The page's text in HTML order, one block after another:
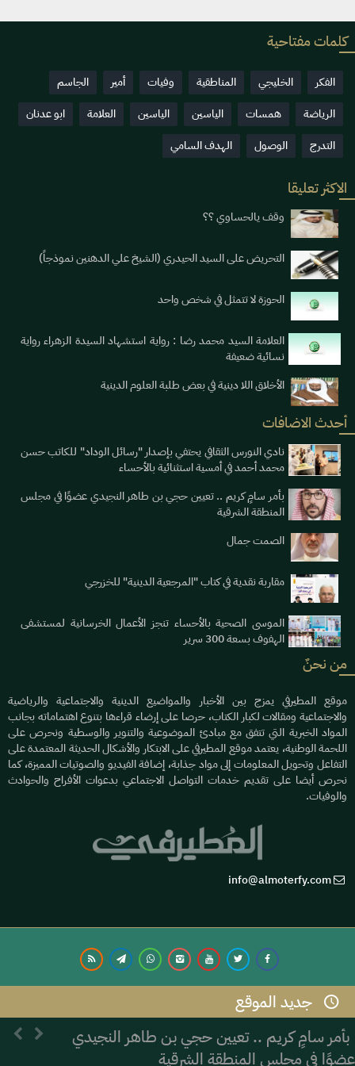
كلمات مفتاحية
الفكر الخليجي المناطقية وفيات أمير
الجاسم
الرياضة
همسات الياسين الياسين العلامة
ابو عدنان
التدرج
الوصول الهدف السامي
الاكثر تعليقا
وقف يالحساوي ؟؟
التحريض على السيد الحيدري (الشيخ علي الدهنين نموذجاً)
الحوزة لا تتمثل في شخص واحد
العلامة السيد محمد رضا : رواية استشهاد السيدة الزهراء رواية
نسائية ضعيفة
الأخلاق اللا دينية في بعض طلبة العلوم الدينية
أحدث الاضافات
نادي النورس الثقافي يحتفي بإصدار "رسائل الوداد" للكاتب حسن
محمد أحمد في أمسية استثنائية بالأحساء
بأمر سامٍ كريم .. تعيين حجي بن طاهر النجيدي عضوًا في مجلس
المنطقة الشرقية
الصمت جمال
مقاربة نقدية في كتاب "المرجعية الدينية" للخزرجي
الموسى الصحية بالأحساء تنجز الأعمال الخرسانية لمستشفى
الهفوف بسعة 300 سرير
من نحنٌ
موقع المطيرفي يمزج بين الأخبار والمواضيع الدينية والاجتماعية والرياضية
والاجتماعية ومقالات لكبار الكتاب، حرصا على إرضاء قراءها بتنوع اهتماماته بجانب
المواد الخبرية التي تتفق مع مبادئ الموضوعية والتنوير والوسطية ونحرص على
اللحمة الوطنية، يعتمد موقع المطيرفي على الابتكار والأشكال الحديثة المعتمدة على
التفاعل وتحويل المعلومات إلى مواد جذابة، إضافة الفيديو والصوتيات المميزة، كما
نحرص أيضا على تقديم خدمات التواصل الاجتماعي بدعوات الأفراح والحوادث
والوفيات.
info@almoterfy.com
© 2026 موقع المطيرفي | Development by Dijlah IT
جديد الموقع
بأمر سامٍ كريم .. تعيين حجي بن طاهر النجيدي
عضوًا في مجلس المنطقة الشرقية